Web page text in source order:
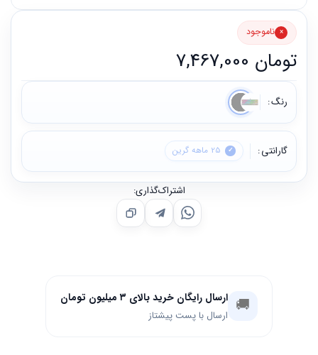
تومان
ناموجود
رنگ
گارانتی 25 ماهه گرین
اشتراک‌گذاری:
🚚 ارسال رایگان خرید بالای ۳ میلیون تومان
ارسال با پست پیشتاز